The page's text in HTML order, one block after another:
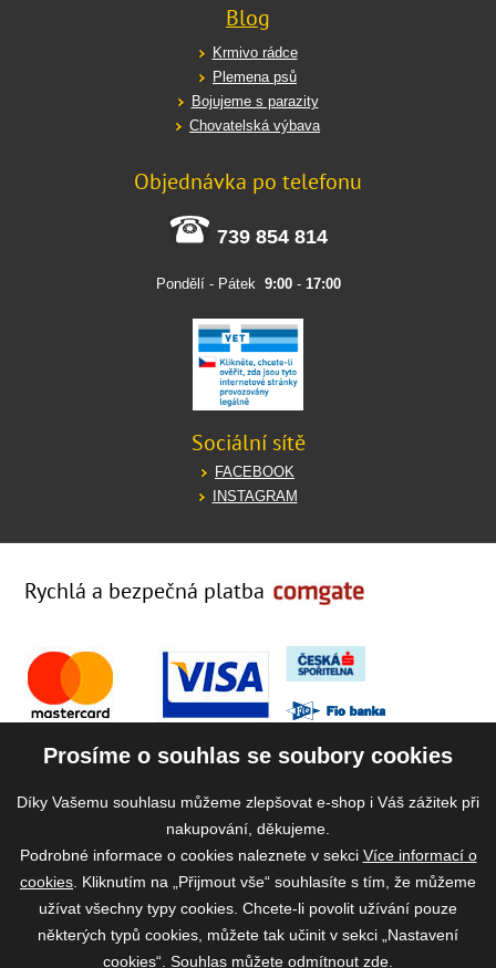
Blog
Krmivo rádce
Plemena psů
Bojujeme s parazity
Chovatelská výbava
Objednávka po telefonu
739 854 814
Pondělí - Pátek 9:00- 17:00
Sociální sítě
FACEBOOK
INSTAGRAM
Rychlá a bezpečná platba
Prosíme o souhlas se soubory cookies
Díky Vašemu souhlasu můžeme zlepšovat e-shop i Váš zážitek při
nakupování, děkujeme.
Podrobné informace o cookies naleznete v sekci Více informací o
cookies . Kliknutím na „Přijmout vše“ souhlasíte s tím, že můžeme
užívat všechny typy cookies. Chcete-li povolit užívání pouze
některých typů cookies, můžete tak učinit v sekci „Nastavení
cookies“. Souhlas můžete odmítnout zde